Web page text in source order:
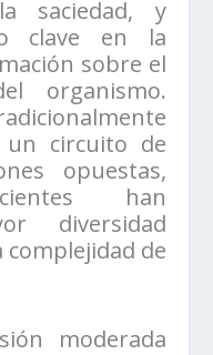
saciedad, y
clave en la
sobre el
organismo.
circuito de
opuestas,
han
diversidad
complejidad de
moderada